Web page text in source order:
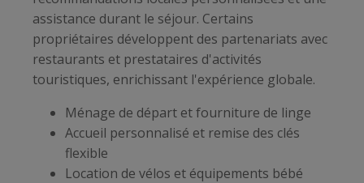
assistance durant le séjour. Certains
propriétaires développent des partenariats avec
restaurants et prestataires d'activités
touristiques, enrichissant l'expérience globale.
Ménage de départ et fourniture de linge
Accueil personnalisé et remise des clés
flexible
Location de vélos et équipements bébé